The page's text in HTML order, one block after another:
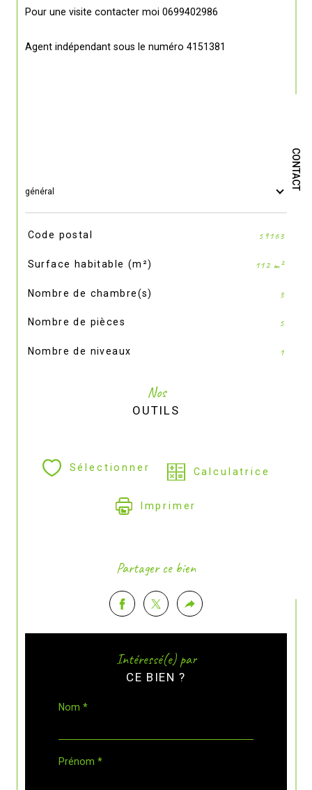
CONTACT
Pour une visite contacter moi 0699402986
Agent indépendant sous le numéro 4151381
général
TRAD_SIROCCO_Caracteristique
Code postal 59163
Surface habitable (m²) 112 m²
Nombre de chambre(s) 3
Nombre de pièces 5
Nombre de niveaux 1
Nos
OUTILS
Sélectionner Calculatrice
Imprimer
Partager ce bien
Intéressé(e) par
CE BIEN ?
Nom *
Prénom *